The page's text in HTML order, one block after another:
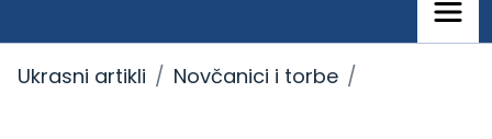
Ukrasni artikli Novčanici i torbe